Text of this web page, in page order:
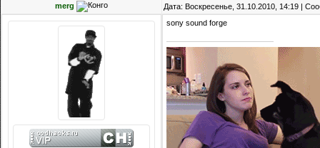
merg Дата: Воскресенье, 31.10.2010, 14:19 |
sony sound forge